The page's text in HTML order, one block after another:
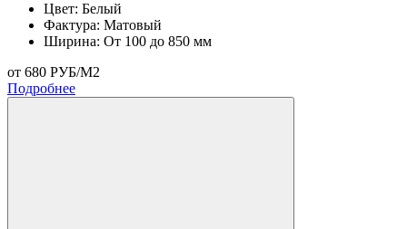
Цвет: Белый
Фактура: Матовый
Ширина: От 100 до 850 мм
от 680 РУБ/М2
Подробнее